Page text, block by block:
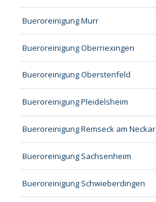
Bueroreinigung Murr
Bueroreinigung Oberriexingen
Bueroreinigung Oberstenfeld
Bueroreinigung Pleidelsheim
Bueroreinigung Remseck am Neckar
Bueroreinigung Sachsenheim
Bueroreinigung Schwieberdingen